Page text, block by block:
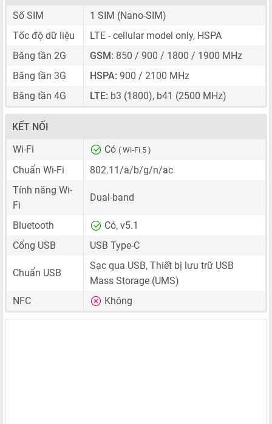
Số SIM 1 SIM (Nano-SIM)
Tốc độ dữ liệu
LTE - cellular model only, HSPA
Băng tần 2G
GSM: 850 / 900 / 1800 / 1900 MHz
Băng tần 3G
HSPA: 900 / 2100 MHz
Băng tần 4G
LTE: b3 (1800), b41 (2500 MHz)
KẾT NỐI
Wi-Fi
Có ( Wi-Fi 5 )
Chuẩn Wi-Fi
802.11/a/b/g/n/ac
Tính năng Wi-
Fi
Dual-band
Bluetooth
Có, v5.1
Cổng USB
USB Type-C
Chuẩn USB
Sạc qua USB, Thiết bị lưu trữ USB
Mass Storage (UMS)
NFC
Không